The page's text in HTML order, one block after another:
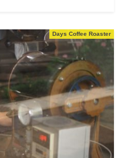
Days Coffee Roaster